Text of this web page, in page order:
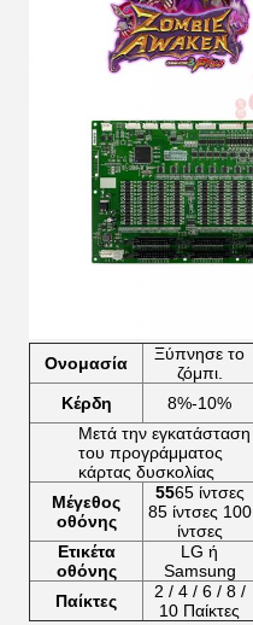
Ονομασία
Ξύπνησε το
ζόμπι.
Κέρδη 8%-10%
Μετά την εγκατάσταση
του προγράμματος
κάρτας δυσκολίας
Μέγεθος
οθόνης
5565 ίντσες
85 ίντσες 100
ίντσες
Ετικέτα
οθόνης
LG ή
Samsung
Παίκτες
2 / 4 / 6 / 8 /
10 Παίκτες